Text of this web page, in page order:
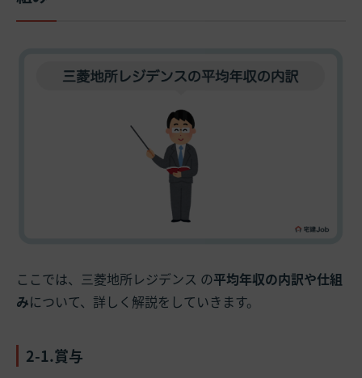
ここでは、三菱地所レジデンス の平均年収の内訳や仕組
みについて、詳しく解説をしていきます。
2-1.賞与